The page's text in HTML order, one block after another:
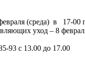
(среда) в 17-00
уход – 8
93 с 13.00 до 17.00